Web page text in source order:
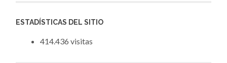
ESTADÍSTICAS DEL SITIO
414.436 visitas